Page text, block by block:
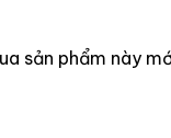
sản phẩm này